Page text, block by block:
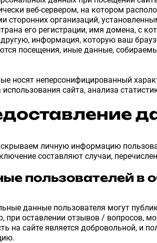
веб-сервером, на котором
сторонних организаций,
его регистрации, имя домена, с
информация, которую ваш
посещения, иные данные,
носят неперсонифицированный
использования сайта, анализа
личную информацию
составляют случаи,
пользователей в
данные пользователя могут
при оставлении отзывов / вопросов,
на сайте является добровольной, и